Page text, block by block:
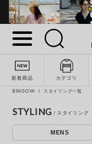
新着商品 カテゴリ
BINGOYA スタイリング一覧
STYLING
MENS